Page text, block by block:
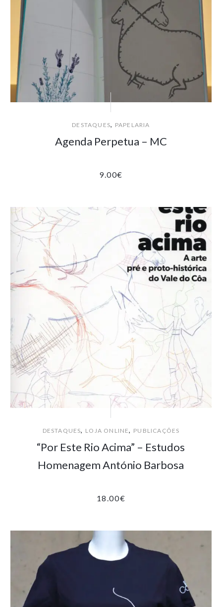
DESTAQUES, PAPELARIA
Agenda Perpetua – MC
9.00€
DESTAQUES, LOJA ONLINE, PUBLICAÇÕES
“Por Este Rio Acima” – Estudos
Homenagem António Barbosa
18.00€